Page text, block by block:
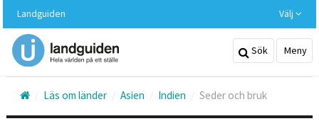
huvudinnehållet
Landguiden Välj
Sök Meny
Läs om länder Asien Indien Seder och bruk